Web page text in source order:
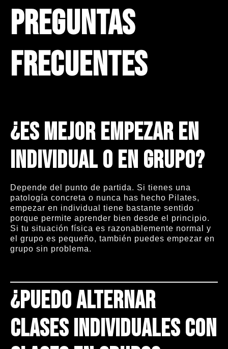
Preguntas
frecuentes
¿Es mejor empezar en
individual o en grupo?
Depende del punto de partida. Si tienes una
patología concreta o nunca has hecho Pilates,
empezar en individual tiene bastante sentido
porque permite aprender bien desde el principio.
Si tu situación física es razonablemente normal y
el grupo es pequeño, también puedes empezar en
grupo sin problema.
¿Puedo alternar
clases individuales con